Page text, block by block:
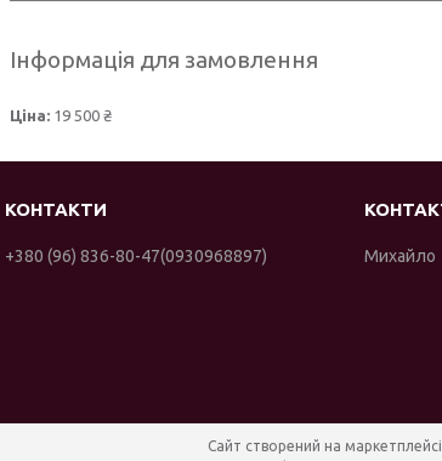
Інформація для замовлення
Ціна: 19 500 ₴
+380 (96) 836-80-47 0930968897 Михайло
Сайт створений на маркетплейсі